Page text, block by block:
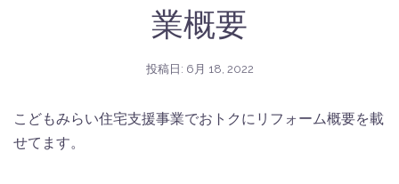
業概要
投稿日: 6月 18, 2022
こどもみらい住宅支援事業でおトクにリフォーム概要を載
せてます。